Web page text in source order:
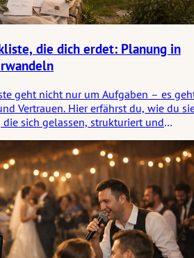
die dich erdet: Planung in
geht nicht nur um Aufgaben – es
Vertrauen. Hier erfährst du, wie du
die sich gelassen, strukturiert und